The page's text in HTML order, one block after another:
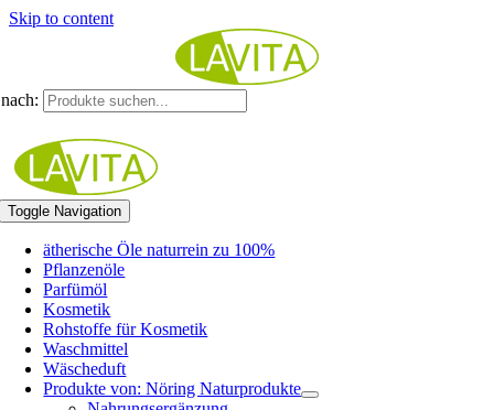
Skip to content
Toggle Navigation
ätherische Öle naturrein zu 100%
Pflanzenöle
Parfümöl
Kosmetik
Rohstoffe für Kosmetik
Waschmittel
Wäscheduft
Produkte von: Nöring Naturprodukte